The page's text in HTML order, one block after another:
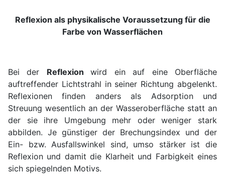
Reflexion als physikalische Voraussetzung für die
Farbe von Wasserflächen
Bei der Reflexionwird ein auf eine Oberfläche
auftreffender Lichtstrahl in seiner Richtung abgelenkt.
Reflexionen finden anders als Adsorption und
Streuung wesentlich an der Wasseroberfläche statt an
der sie ihre Umgebung mehr oder weniger stark
abbilden. Je günstiger der Brechungsindex und der
Ein- bzw. Ausfallswinkel sind, umso stärker ist die
Reflexion und damit die Klarheit und Farbigkeit eines
sich spiegelnden Motivs.